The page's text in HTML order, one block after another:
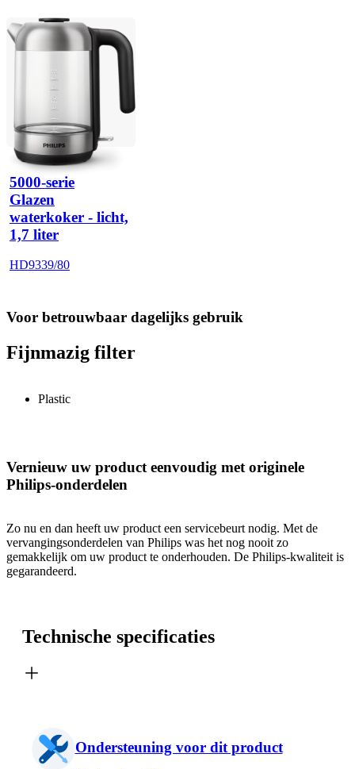
5000-serie
Glazen
waterkoker - licht,
1,7 liter
HD9339/80
Voor betrouwbaar dagelijks gebruik
Fijnmazig filter
Plastic
Vernieuw uw product eenvoudig met originele
Philips-onderdelen
Zo nu en dan heeft uw product een servicebeurt nodig. Met de
vervangingsonderdelen van Philips was het nog nooit zo
gemakkelijk om uw product te onderhouden. De Philips-kwaliteit is
gegarandeerd.
Technische specificaties
Ondersteuning voor dit product